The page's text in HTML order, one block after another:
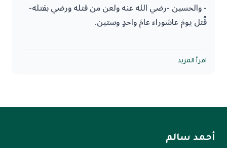
ولو فرغ قلب الإنسان من هذا كله هل يُعقل أن يتزوج؟
الجواب: لا يفرغ قلب الإنسان من ذلك كله إلا لو قُد قلبه
- والحسين -رضي الله عنه ولعن من قتله ورضي بقتله-
قُتل يومَ عاشوراء عامَ واحدٍ وستين.
فعليه لعنة الله والملائكة والناس أجمعين، لا يَقبَل الله
شيخ الإسلام ابن تيمية.
اقرأ المزيد
أحمد سالم